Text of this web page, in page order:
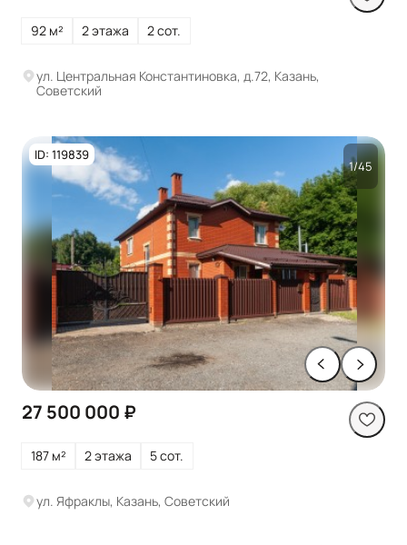
92 м² 2 этажа 2 сот.
ул. Центральная Константиновка, д.72, Казань,
Советский
ID: 119839
1/45
27 500 000 ₽
187 м² 2 этажа 5 сот.
ул. Яфраклы, Казань, Советский